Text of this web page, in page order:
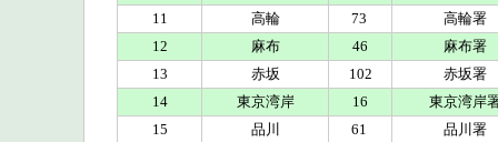
11
高輪 73
高輪署
12
麻布 46
麻布署
13
赤坂 102
赤坂署
14
東京湾岸 16
東京湾岸
15
品川 61
品川署